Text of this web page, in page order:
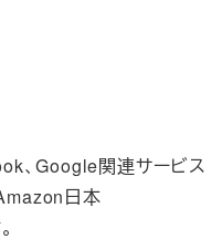
、Google関連サービス
日本